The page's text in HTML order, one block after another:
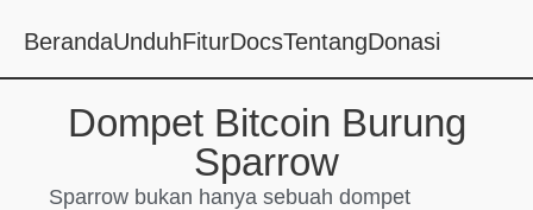
BerandaUnduhFiturDocsTentangDonasi
Dompet Bitcoin Burung
Sparrow
Sparrow bukan hanya sebuah dompet